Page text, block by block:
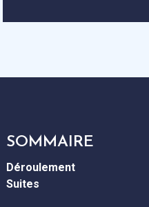
SOMMAIRE
Déroulement
Suites